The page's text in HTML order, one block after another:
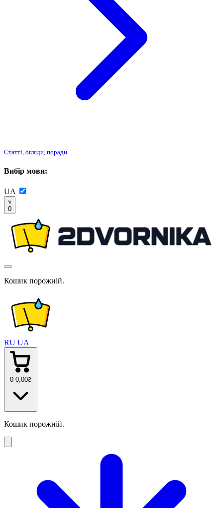
Статті, огляди, поради
Вибір мови:
UA
0
Кошик порожній.
RU UA
0 0 ,00₴
Кошик порожній.